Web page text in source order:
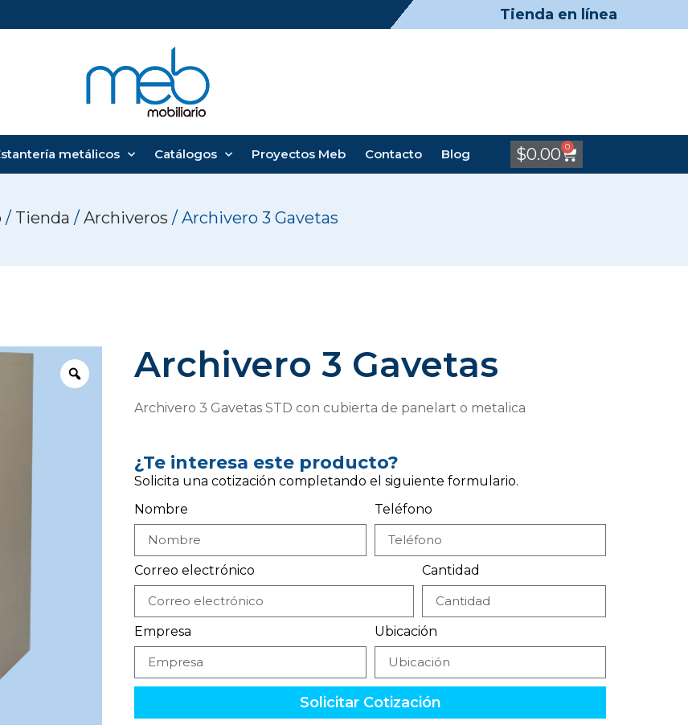
Tienda en línea
metálicos Catálogos Proyectos Meb Contacto Blog $0.00 0
/ Tienda / Archiveros / Archivero 3 Gavetas
Archivero 3 Gavetas
Archivero 3 Gavetas STD con cubierta de panelart o metalica
¿Te interesa este producto?
Solicita una cotización completando el siguiente formulario.
Nombre
Teléfono
Correo electrónico Cantidad
Empresa Ubicación
Solicitar Cotización